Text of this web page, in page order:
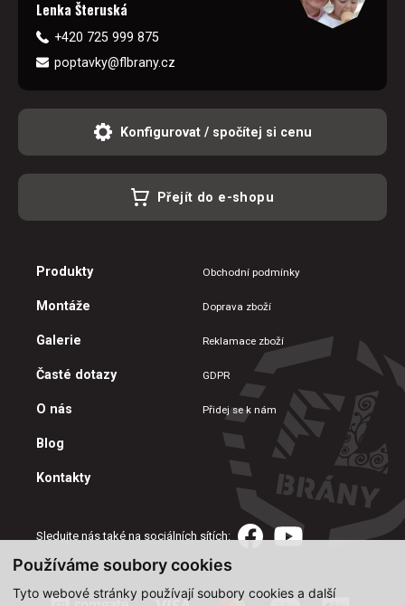
Používáme soubory cookies
Tyto webové stránky používají soubory cookies a další
Lenka Šteruská
+420 725 999 875
poptavky@flbrany.cz
Konfigurovat / spočítej si cenu
Přejít do e-shopu
Produkty
Montáže
Galerie
Časté dotazy
O nás
Blog
Kontakty
Obchodní podmínky
Doprava zboží
Reklamace zboží
GDPR
Přidej se k nám
Sledujte nás také na sociálních sítích: